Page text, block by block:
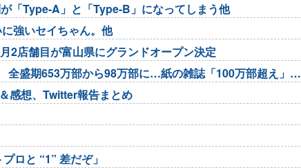
「Type-A」と「Type-B」になってしまう他
強いセイちゃん。他
2店舗目が富山県にグランドオープン決定
全盛期653万部から98万部に…紙の雑誌「100万部超え」が
感想、Twitter報告まとめ
ロと “1” 差だぞ」